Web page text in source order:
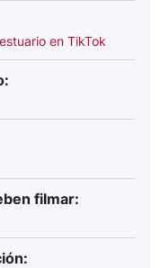
en TikTok
filmar: